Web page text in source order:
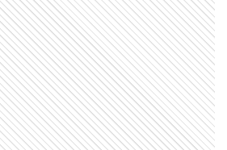
fotos del último adiós a Luis
familiares y famosos lo
en Chacarita
y cómo será el velorio de
Pais: el comunicado de
familia